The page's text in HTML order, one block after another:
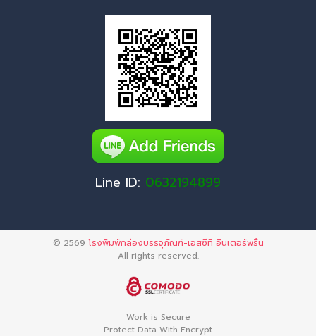
Line ID: 0632194899
© 2569 โรงพิมพ์กล่องบรรจุภัณฑ์-เอสซีที อินเตอร์พริ้น
All rights reserved.
Work is Secure
Protect Data With Encrypt